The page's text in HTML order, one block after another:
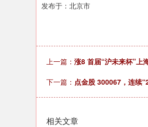
发布于：北京市
上一篇： 涨8 ​首届“沪未来杯”上
下一篇： 点金股 300067，连续
相关文章